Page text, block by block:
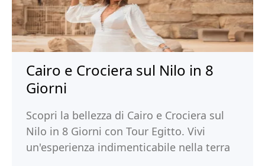
Cairo e Crociera sul Nilo in 8
Giorni
Scopri la bellezza di Cairo e Crociera sul
Nilo in 8 Giorni con Tour Egitto. Vivi
un'esperienza indimenticabile nella terra